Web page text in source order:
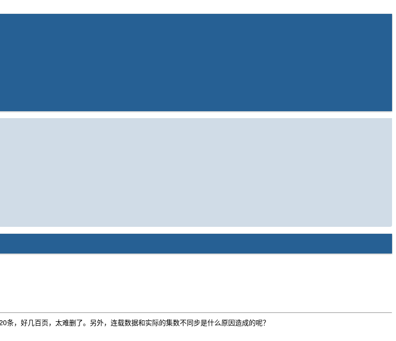
，好几百页，太难删了。另外，连载数据和实际的集数不同步是什么原因造成的呢？